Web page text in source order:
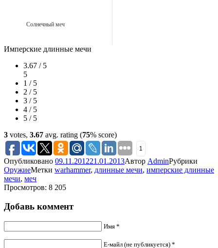
Солнечный меч
Имперские длинные мечи
3.67 / 5
5
1 / 5
2 / 5
3 / 5
4 / 5
5 / 5
3 votes, 3.67 avg. rating (75% score)
1
Опубликовано 09.11.201221.01.2013Автор AdminРубрики
ОружиеМетки warhammer, длинные мечи, имперские длинные
мечи, меч
Просмотров: 8 205
Добавь коммент
Имя *
Е-майл (не публикуется) *